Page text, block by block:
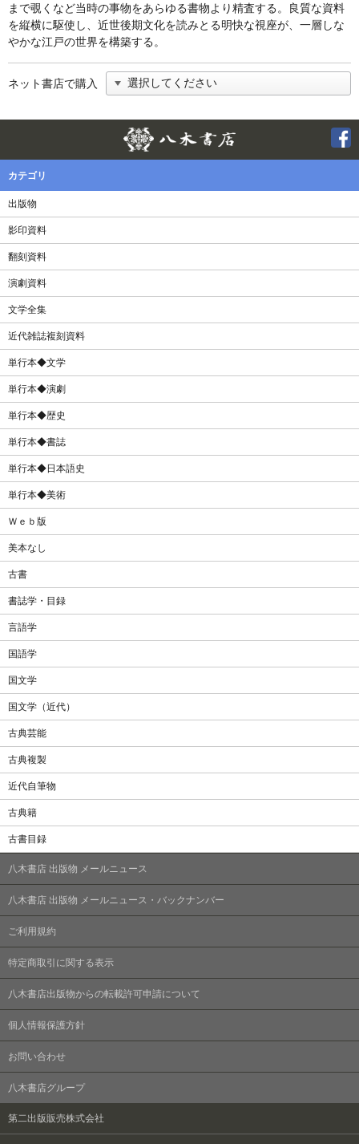
まで覗くなど当時の事物をあらゆる書物より精査する。良質な資料
を縦横に駆使し、近世後期文化を読みとる明快な視座が、一層しな
やかな江戸の世界を構築する。
ネット書店で購入
Twitter
カテゴリ
出版物
影印資料
翻刻資料
演劇資料
文学全集
近代雑誌複刻資料
単行本◆文学
単行本◆演劇
単行本◆歴史
単行本◆書誌
単行本◆日本語史
単行本◆美術
Ｗｅｂ版
美本なし
古書
書誌学・目録
言語学
国語学
国文学
国文学（近代）
古典芸能
古典複製
近代自筆物
古典籍
古書目録
八木書店 出版物 メールニュース
八木書店 出版物 メールニュース・バックナンバー
ご利用規約
特定商取引に関する表示
八木書店出版物からの転載許可申請について
個人情報保護方針
お問い合わせ
八木書店グループ
第二出版販売株式会社